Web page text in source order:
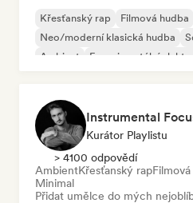
Křesťanský rap
Filmová hudba
Neo/moderní klasická hudba
Ambient
Experimentální
Instrumental
Kurátor Playlistu
> 4100 odpovědí
AmbientKřesťanský rap
Minimal
Přidat umělce do mých